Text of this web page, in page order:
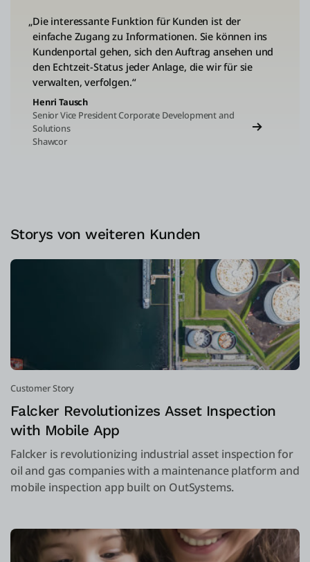
„Die interessante Funktion für Kunden ist der
einfache Zugang zu Informationen. Sie können ins
Kundenportal gehen, sich den Auftrag ansehen und
den Echtzeit-Status jeder Anlage, die wir für sie
verwalten, verfolgen.“
Henri Tausch
Senior Vice President Corporate Development and
Solutions
Shawcor
Storys von weiteren Kunden
Customer Story
Falcker Revolutionizes Asset Inspection
with Mobile App
Falcker is revolutionizing industrial asset inspection for
oil and gas companies with a maintenance platform and
mobile inspection app built on OutSystems.